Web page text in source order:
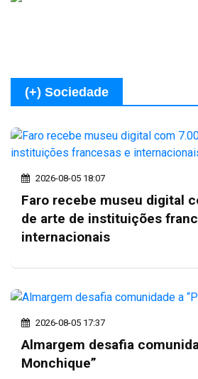
(+) Sociedade
2026-08-05 18:07
Faro recebe museu digital
de arte de instituições
internacionais
2026-08-05 17:37
Almargem desafia
Monchique”